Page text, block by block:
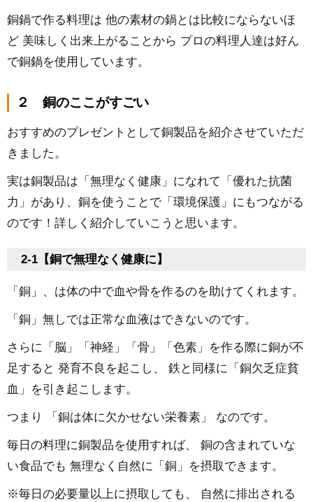
銅鍋で作る料理は 他の素材の鍋とは比較にならないほ
ど 美味しく出来上がることから プロの料理人達は好ん
で銅鍋を使用しています。
２ 銅のここがすごい
おすすめのプレゼントとして銅製品を紹介させていただ
きました。
実は銅製品は「無理なく健康」になれて「優れた抗菌
力」があり、銅を使うことで「環境保護」にもつながる
のです！詳しく紹介していこうと思います。
2-1【銅で無理なく健康に】
「銅」、は体の中で血や骨を作るのを助けてくれます。
「銅」無しでは正常な血液はできないのです。
さらに「脳」「神経」「骨」「色素」を作る際に銅が不
足すると 発育不良を起こし、 鉄と同様に「銅欠乏症貧
血」を引き起こします。
つまり 「銅は体に欠かせない栄養素」 なのです。
毎日の料理に銅製品を使用すれば、 銅の含まれていな
い食品でも 無理なく自然に「銅」を摂取できます。
※毎日の必要量以上に摂取しても、 自然に排出される